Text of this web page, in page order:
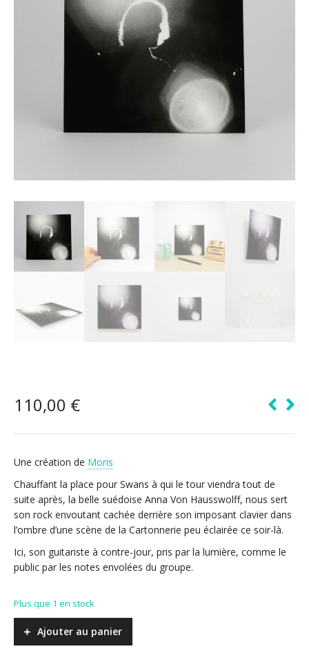
110,00 €
Une création de Moris
Chauffant la place pour Swans à qui le tour viendra tout de
suite après, la belle suédoise Anna Von Hausswolff, nous sert
son rock envoutant cachée derrière son imposant clavier dans
l’ombre d’une scène de la Cartonnerie peu éclairée ce soir-là.
Ici, son guitariste à contre-jour, pris par la lumière, comme le
public par les notes envolées du groupe.
Plus que 1 en stock
Ajouter au panier